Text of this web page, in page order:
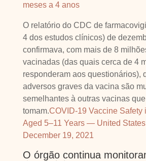
meses a 4 anos
O relatório do CDC de
4 dos estudos clínicos) de
confirmava, com mais de 8
vacinadas (das quais cerca de 4
responderam aos questionários),
adversos graves da vacina são
semelhantes à outras vacinas
tomam.COVID-19 Vaccine Safety
Aged 5–11 Years — United
December 19, 2021
O órgão continua